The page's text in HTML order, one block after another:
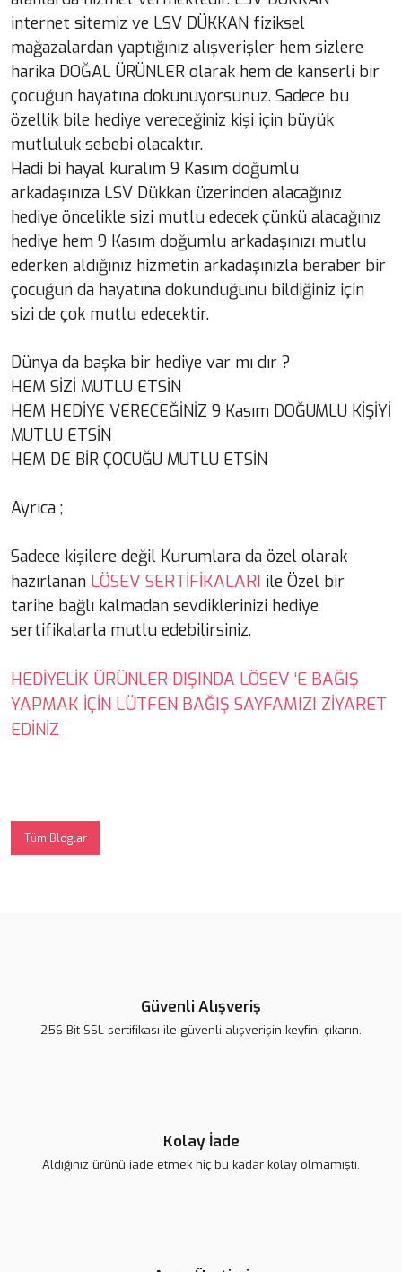
internet sitemiz ve LSV DÜKKAN fiziksel
mağazalardan yaptığınız alışverişler hem sizlere
harika DOĞAL ÜRÜNLER olarak hem de kanserli bir
çocuğun hayatına dokunuyorsunuz. Sadece bu
özellik bile hediye vereceğiniz kişi için büyük
mutluluk sebebi olacaktır.
Hadi bi hayal kuralım 9 Kasım doğumlu
arkadaşınıza LSV Dükkan üzerinden alacağınız
hediye öncelikle sizi mutlu edecek çünkü alacağınız
hediye hem 9 Kasım doğumlu arkadaşınızı mutlu
ederken aldığınız hizmetin arkadaşınızla beraber bir
çocuğun da hayatına dokunduğunu bildiğiniz için
sizi de çok mutlu edecektir.
Dünya da başka bir hediye var mı dır ?
HEM SİZİ MUTLU ETSİN
HEM HEDİYE VERECEĞİNİZ 9 Kasım DOĞUMLU KİŞİYİ
MUTLU ETSİN
HEM DE BİR ÇOCUĞU MUTLU ETSİN
Ayrıca ;
Sadece kişilere değil Kurumlara da özel olarak
hazırlanan LÖSEV SERTİFİKALARI ile Özel bir
tarihe bağlı kalmadan sevdiklerinizi hediye
sertifikalarla mutlu edebilirsiniz.
HEDİYELİK ÜRÜNLER DIŞINDA LÖSEV ‘E BAĞIŞ
YAPMAK İÇİN LÜTFEN BAĞIŞ SAYFAMIZI ZİYARET
EDİNİZ
Tüm Bloglar
Güvenli Alışveriş
256 Bit SSL sertifikası ile güvenli alışverişin keyfini çıkarın.
Kolay İade
Aldığınız ürünü iade etmek hiç bu kadar kolay olmamıştı.